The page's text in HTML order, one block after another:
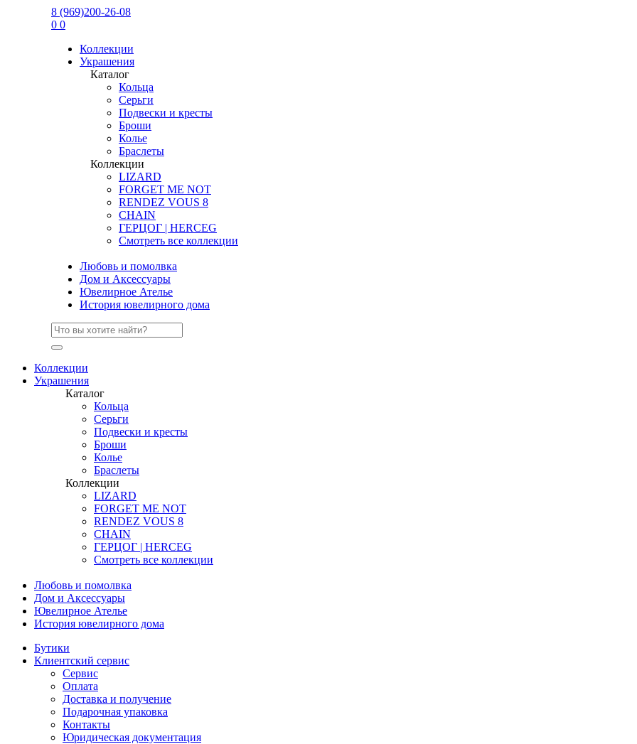
8 (969)200-26-08
0 0
Коллекции
Украшения
Каталог
Кольца
Серьги
Подвески и кресты
Броши
Колье
Браслеты
Коллекции
LIZARD
FORGET ME NOT
RENDEZ VOUS 8
CHAIN
ГЕРЦОГ | HERCEG
Смотреть все коллекции
Любовь и помолвка
Дом и Аксессуары
Ювелирное Ателье
История ювелирного дома
Коллекции
Украшения
Каталог
Кольца
Серьги
Подвески и кресты
Броши
Колье
Браслеты
Коллекции
LIZARD
FORGET ME NOT
RENDEZ VOUS 8
CHAIN
ГЕРЦОГ | HERCEG
Смотреть все коллекции
Любовь и помолвка
Дом и Аксессуары
Ювелирное Ателье
История ювелирного дома
Бутики
Клиентский сервис
Сервис
Оплата
Доставка и получение
Подарочная упаковка
Контакты
Юридическая документация